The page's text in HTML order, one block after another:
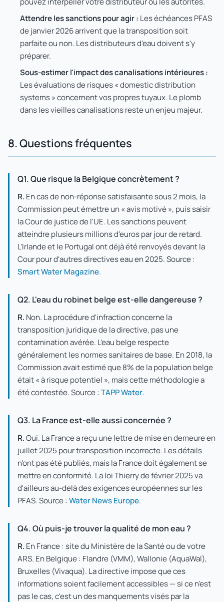
Attendre les sanctions pour agir : Les échéances PFAS
de janvier 2026 arrivent que la transposition soit
parfaite ou non. Les distributeurs d'eau doivent s'y
préparer.
Sous-estimer l'impact des canalisations intérieures :
Les évaluations de risques « domestic distribution
systems » concernent vos propres tuyaux. Le plomb
dans les vieilles canalisations reste un enjeu majeur.
8. Questions fréquentes
Q1. Que risque la Belgique concrètement ?
R. En cas de non-réponse satisfaisante sous 2 mois, la
Commission peut émettre un « avis motivé », puis saisir
la Cour de justice de l'UE. Les sanctions peuvent
atteindre plusieurs millions d'euros par jour de retard.
L'Irlande et le Portugal ont déjà été renvoyés devant la
Cour pour d'autres directives eau en 2025. Source :
Smart Water Magazine.
Q2. L'eau du robinet belge est-elle dangereuse ?
R. Non. La procédure d'infraction concerne la
transposition juridique de la directive, pas une
contamination avérée. L'eau belge respecte
généralement les normes sanitaires de base. En 2018, la
Commission avait estimé que 8% de la population belge
était « à risque potentiel », mais cette méthodologie a
été contestée. Source : TAPP Water.
Q3. La France est-elle aussi concernée ?
R.Oui. La France a reçu une lettre de mise en demeure en
juillet 2025 pour transposition incorrecte. Les détails
n'ont pas été publiés, mais la France doit également se
mettre en conformité. La loi Thierry de février 2025 va
d'ailleurs au-delà des exigences européennes sur les
PFAS. Source : Water News Europe.
Q4. Où puis-je trouver la qualité de mon eau ?
R. En France : site du Ministère de la Santé ou de votre
ARS. En Belgique : Flandre (VMM), Wallonie (AquaWal),
Bruxelles (Vivaqua). La directive impose que ces
informations soient facilement accessibles — si ce n'est
pas le cas, c'est un des manquements visés par la